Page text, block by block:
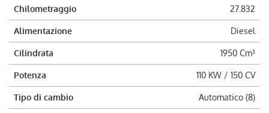
Chilometraggio 27.832
Alimentazione Diesel
Cilindrata 1950 Cm³
Potenza 110 KW / 150 CV
Tipo di cambio Automatico (8)